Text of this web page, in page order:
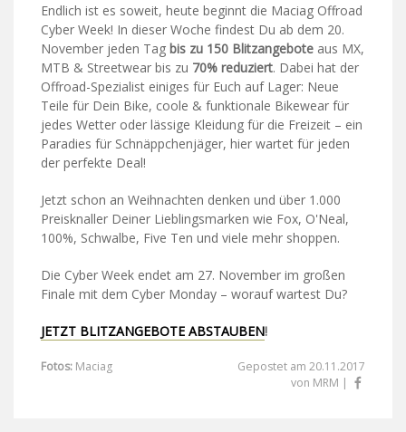
Endlich ist es soweit, heute beginnt die Maciag Offroad
Cyber Week! In dieser Woche findest Du ab dem 20.
November jeden Tag bis zu 150 Blitzangebote aus MX,
MTB & Streetwear bis zu 70% reduziert. Dabei hat der
Offroad-Spezialist einiges für Euch auf Lager: Neue
Teile für Dein Bike, coole & funktionale Bikewear für
jedes Wetter oder lässige Kleidung für die Freizeit – ein
Paradies für Schnäppchenjäger, hier wartet für jeden
der perfekte Deal!
Jetzt schon an Weihnachten denken und über 1.000
Preisknaller Deiner Lieblingsmarken wie Fox, O'Neal,
100%, Schwalbe, Five Ten und viele mehr shoppen.
Die Cyber Week endet am 27. November im großen
Finale mit dem Cyber Monday – worauf wartest Du?
JETZT BLITZANGEBOTE ABSTAUBEN!
Fotos: Maciag
Gepostet am 20.11.2017
von MRM |